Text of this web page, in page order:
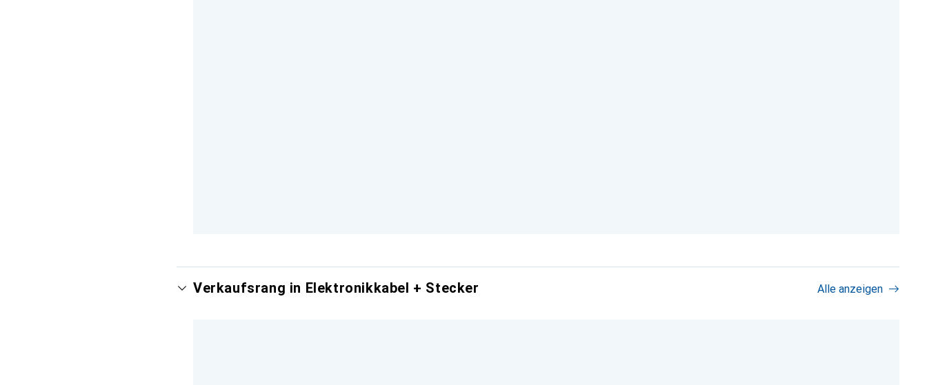
Verkaufsrang in Elektronikkabel + Stecker Alle anzeigen